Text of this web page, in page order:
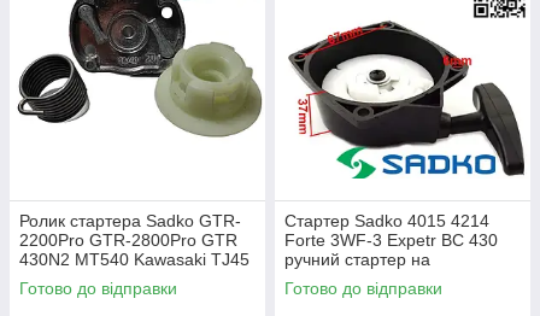
Ролик стартера Sadko GTR-
2200Pro GTR-2800Pro GTR
430N2 MT540 Kawasaki TJ45
TJ45E TJ53 Tekhmann +
пружина 49060-2065
Готово до відправки
Стартер Sadko 4015 4214
Forte 3WF-3 Expetr BC 430
ручний стартер на
обприскувач Садко 4015 на
бензообприскувач 4214
Готово до відправки